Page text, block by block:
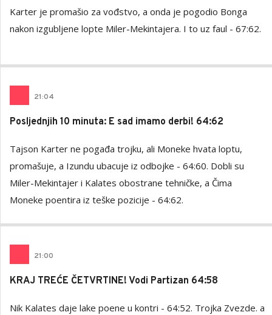
Karter je promašio za vođstvo, a onda je pogodio Bonga
nakon izgubljene lopte Miler-Mekintajera. I to uz faul - 67:62.
21:04
Posljednjih 10 minuta: E sad imamo derbi! 64:62
Tajson Karter ne pogađa trojku, ali Moneke hvata loptu,
promašuje, a Izundu ubacuje iz odbojke - 64:60. Dobli su
Miler-Mekintajer i Kalates obostrane tehničke, a Čima
Moneke poentira iz teške pozicije - 64:62.
21:00
KRAJ TREĆE ČETVRTINE! Vodi Partizan 64:58
Nik Kalates daje lake poene u kontri - 64:52. Trojka Zvezde. a